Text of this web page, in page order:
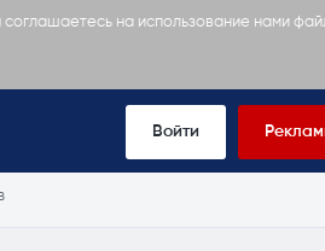
на использование нами
Войти